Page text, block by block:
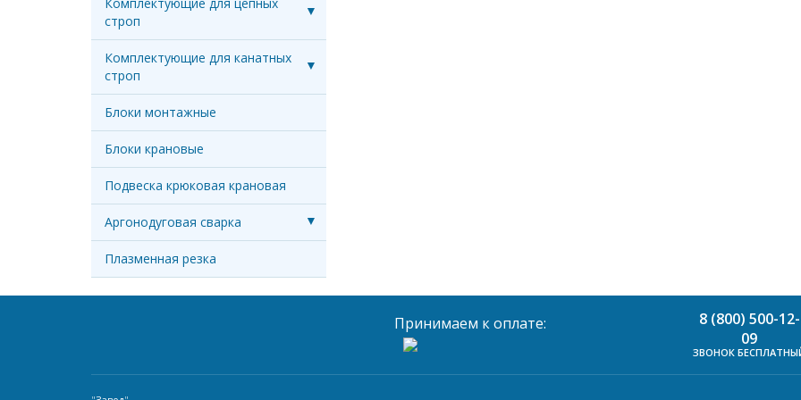
строп
Комплектующие для канатных
строп
Блоки монтажные
Блоки крановые
Подвеска крюковая крановая
Аргонодуговая сварка
Плазменная резка
Принимаем к оплате:
8 (800) 500-12-
09
ЗВОНОК